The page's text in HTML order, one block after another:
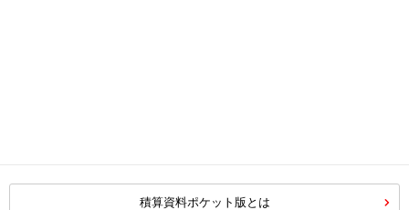
積算資料ポケット版とは